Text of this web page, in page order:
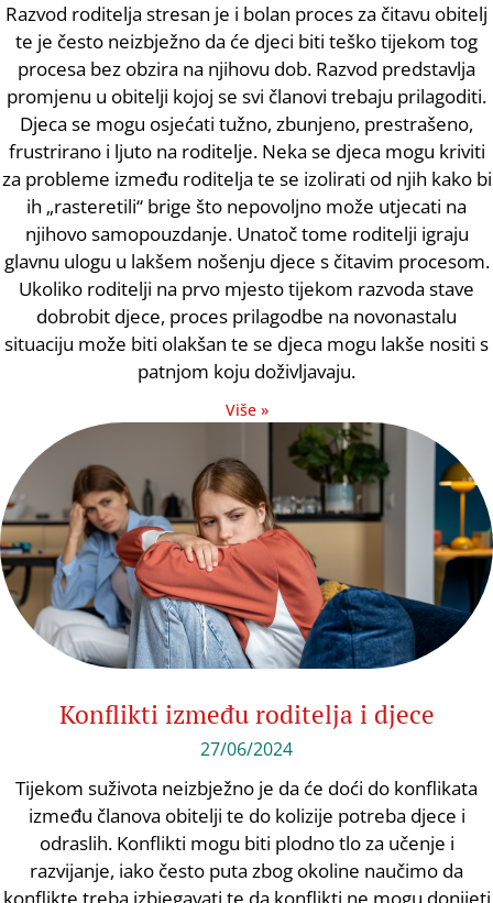
Razvod roditelja stresan je i bolan proces za čitavu obitelj
te je često neizbježno da će djeci biti teško tijekom tog
procesa bez obzira na njihovu dob. Razvod predstavlja
promjenu u obitelji kojoj se svi članovi trebaju prilagoditi.
Djeca se mogu osjećati tužno, zbunjeno, prestrašeno,
frustrirano i ljuto na roditelje. Neka se djeca mogu kriviti
za probleme između roditelja te se izolirati od njih kako bi
ih „rasteretili“ brige što nepovoljno može utjecati na
njihovo samopouzdanje. Unatoč tome roditelji igraju
glavnu ulogu u lakšem nošenju djece s čitavim procesom.
Ukoliko roditelji na prvo mjesto tijekom razvoda stave
dobrobit djece, proces prilagodbe na novonastalu
situaciju može biti olakšan te se djeca mogu lakše nositi s
patnjom koju doživljavaju.
Više »
Konflikti između roditelja i djece
27/06/2024
Tijekom suživota neizbježno je da će doći do konflikata
između članova obitelji te do kolizije potreba djece i
odraslih. Konflikti mogu biti plodno tlo za učenje i
razvijanje, iako često puta zbog okoline naučimo da